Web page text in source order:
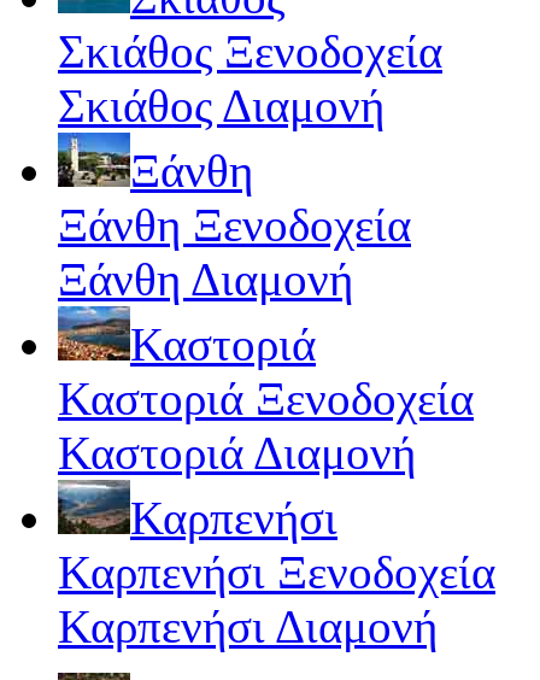
Σκιάθος Ξενοδοχεία
Σκιάθος Διαμονή
Ξάνθη
Ξάνθη Ξενοδοχεία
Ξάνθη Διαμονή
Καστοριά
Καστοριά Ξενοδοχεία
Καστοριά Διαμονή
Καρπενήσι
Καρπενήσι Ξενοδοχεία
Καρπενήσι Διαμονή